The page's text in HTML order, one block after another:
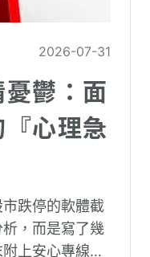
2026-07-31
鬱：面
心理急
跌停的軟體截
，而是寫了幾
上安心專線與